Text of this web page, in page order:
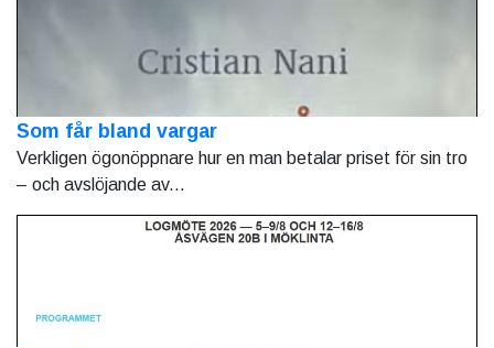
Som får bland vargar
Verkligen ögonöppnare hur en man betalar priset för sin tro
– och avslöjande av...